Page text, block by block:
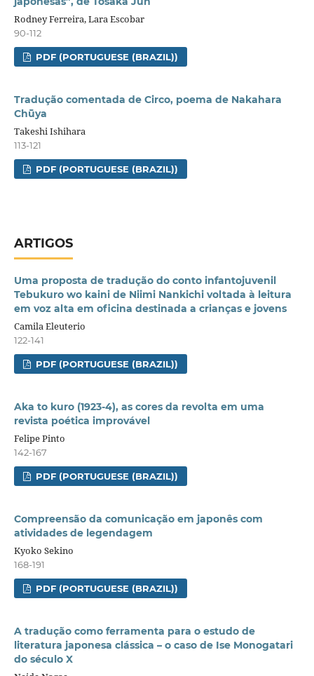
Rodney Ferreira, Lara Escobar
90-112
PDF (PORTUGUESE (BRAZIL))
Tradução comentada de Circo, poema de Nakahara
Chūya
Takeshi Ishihara
113-121
PDF (PORTUGUESE (BRAZIL))
ARTIGOS
Uma proposta de tradução do conto infantojuvenil
Tebukuro wo kaini de Niimi Nankichi voltada à leitura
em voz alta em oficina destinada a crianças e jovens
Camila Eleuterio
122-141
PDF (PORTUGUESE (BRAZIL))
Aka to kuro (1923-4), as cores da revolta em uma
revista poética improvável
Felipe Pinto
142-167
PDF (PORTUGUESE (BRAZIL))
Compreensão da comunicação em japonês com
atividades de legendagem
Kyoko Sekino
168-191
PDF (PORTUGUESE (BRAZIL))
A tradução como ferramenta para o estudo de
literatura japonesa clássica – o caso de Ise Monogatari
do século X